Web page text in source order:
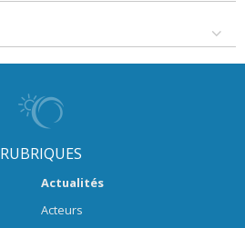
RUBRIQUES
Actualités
Acteurs